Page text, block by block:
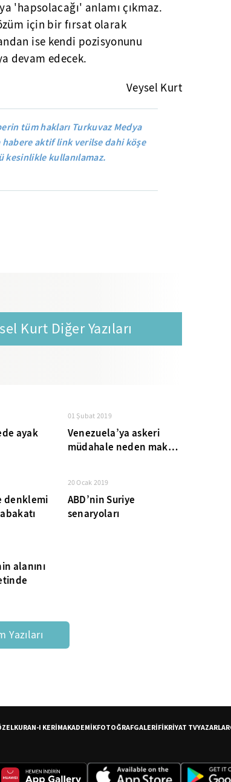
'hapsolacağı' anlamı çıkmaz.
için bir fırsat olarak
ise kendi pozisyonunu
devam edecek.
Veysel Kurt
tüm hakları Turkuvaz Medya
aktif link verilse dahi köşe
kesinlikle kullanılamaz.
Kurt Diğer Yazıları
ayak
01 Şubat 2019
Venezuela’ya askeri
müdahale neden makul
denklemi
20 Ocak 2019
ABD’nin Suriye
senaryoları
alanını
Yazıları
KURAN-I KERİMAKADEMİKFOTOĞRAFGALERİFİKRİYAT TVYAZARLAR